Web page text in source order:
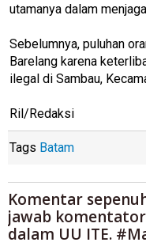
utamanya dalam
Sebelumnya, puluhan
Barelang karena
ilegal di Sambau,
Ril/Redaksi
Tags Batam
Komentar
jawab
dalam UU ITE.